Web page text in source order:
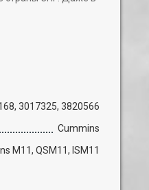
3017325, 3820566
Cummins
M11, QSM11, ISM11